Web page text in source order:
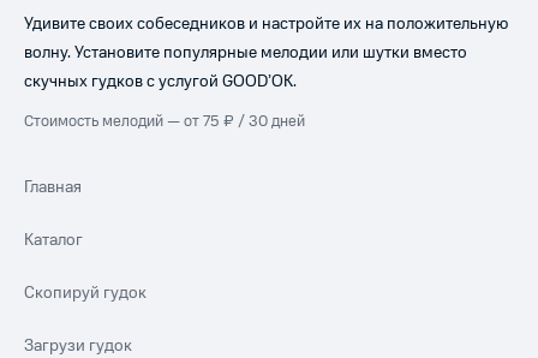
Удивите своих собеседников и настройте их на положительную
волну. Установите популярные мелодии или шутки вместо
скучных гудков с услугой GOOD’OK.
Стоимость мелодий — от 75 ₽ / 30 дней
Главная
Каталог
Скопируй гудок
Загрузи гудок